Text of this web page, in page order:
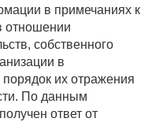
в примечаниях к
отношении
собственного
в
порядок их отражения
По данным
ответ от